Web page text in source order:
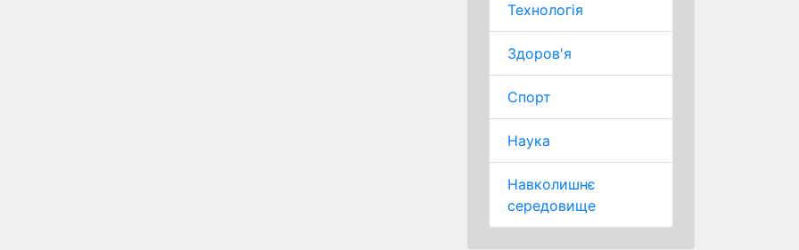
Технологія
Здоров'я
Спорт
Наука
Навколишнє
середовище